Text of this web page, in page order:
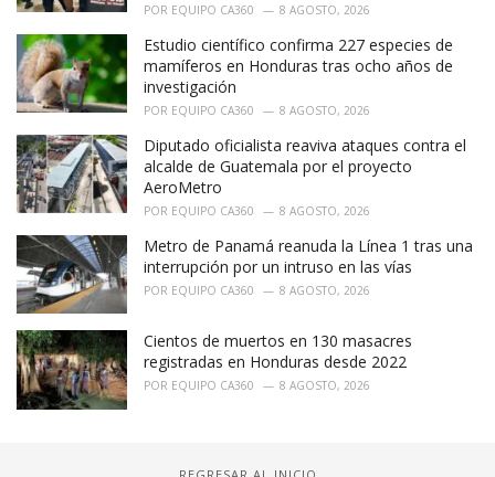
POR EQUIPO CA360 8 AGOSTO, 2026
Estudio científico confirma 227 especies de
mamíferos en Honduras tras ocho años de
investigación
POR EQUIPO CA360 8 AGOSTO, 2026
Diputado oficialista reaviva ataques contra el
alcalde de Guatemala por el proyecto
AeroMetro
POR EQUIPO CA360 8 AGOSTO, 2026
Metro de Panamá reanuda la Línea 1 tras una
interrupción por un intruso en las vías
POR EQUIPO CA360 8 AGOSTO, 2026
Cientos de muertos en 130 masacres
registradas en Honduras desde 2022
POR EQUIPO CA360 8 AGOSTO, 2026